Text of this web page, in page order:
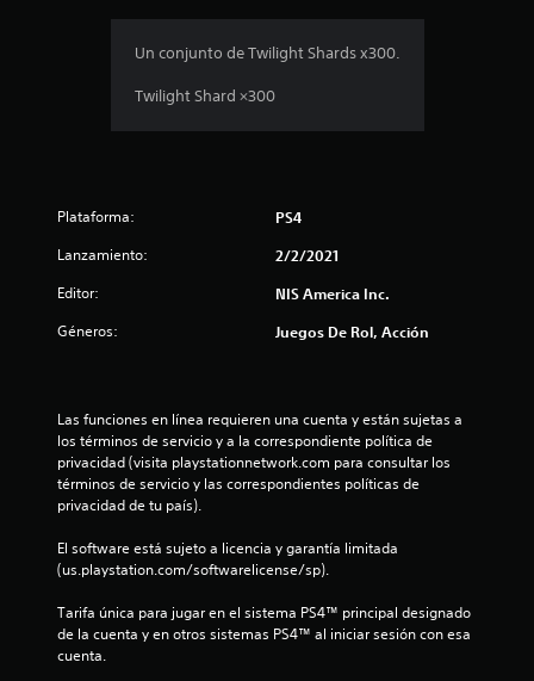
Un conjunto de Twilight Shards x300.
Twilight Shard ×300
Plataforma: PS4
Lanzamiento: 2/2/2021
Editor: NIS America Inc.
Géneros: Juegos De Rol, Acción
Las funciones en línea requieren una cuenta y están sujetas a
los términos de servicio y a la correspondiente política de
privacidad (visita playstationnetwork.com para consultar los
términos de servicio y las correspondientes políticas de
privacidad de tu país).
El software está sujeto a licencia y garantía limitada
(us.playstation.com/softwarelicense/sp).
Tarifa única para jugar en el sistema PS4™ principal designado
de la cuenta y en otros sistemas PS4™ al iniciar sesión con esa
cuenta.